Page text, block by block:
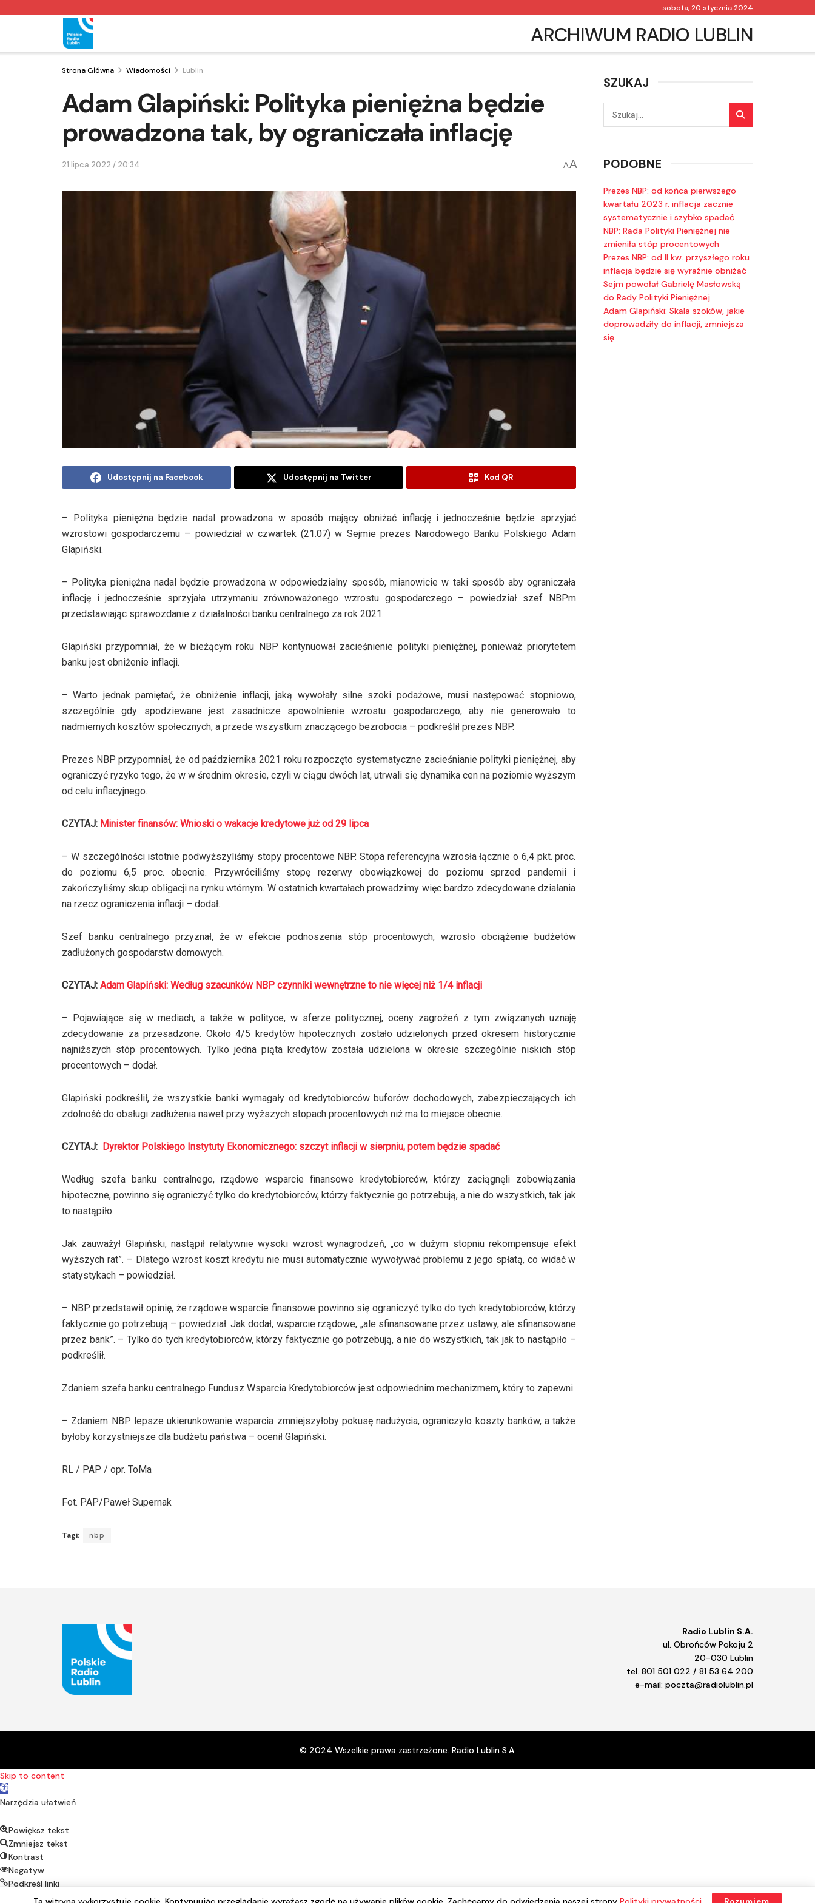
sobota, 20 stycznia 2024
ARCHIWUM RADIO LUBLIN
Strona Główna Wiadomości Lublin
Adam Glapiński: Polityka pieniężna będzie
prowadzona tak, by ograniczała inflację
21 lipca 2022 / 20:34 AA
Udostępnij na Facebook Udostępnij na Twitter Kod QR
– Polityka pieniężna będzie nadal prowadzona w sposób mający obniżać inflację i jednocześnie będzie sprzyjać
wzrostowi gospodarczemu – powiedział w czwartek (21.07) w Sejmie prezes Narodowego Banku Polskiego Adam
Glapiński.
– Polityka pieniężna nadal będzie prowadzona w odpowiedzialny sposób, mianowicie w taki sposób aby ograniczała
inflację i jednocześnie sprzyjała utrzymaniu zrównoważonego wzrostu gospodarczego – powiedział szef NBPm
przedstawiając sprawozdanie z działalności banku centralnego za rok 2021.
Glapiński przypomniał, że w bieżącym roku NBP kontynuował zacieśnienie polityki pieniężnej, ponieważ priorytetem
banku jest obniżenie inflacji.
– Warto jednak pamiętać, że obniżenie inflacji, jaką wywołały silne szoki podażowe, musi następować stopniowo,
szczególnie gdy spodziewane jest zasadnicze spowolnienie wzrostu gospodarczego, aby nie generowało to
nadmiernych kosztów społecznych, a przede wszystkim znaczącego bezrobocia – podkreślił prezes NBP.
Prezes NBP przypomniał, że od października 2021 roku rozpoczęto systematyczne zacieśnianie polityki pieniężnej, aby
ograniczyć ryzyko tego, że w w średnim okresie, czyli w ciągu dwóch lat, utrwali się dynamika cen na poziomie wyższym
od celu inflacyjnego.
CZYTAJ: Minister finansów: Wnioski o wakacje kredytowe już od 29 lipca
– W szczególności istotnie podwyższyliśmy stopy procentowe NBP. Stopa referencyjna wzrosła łącznie o 6,4 pkt. proc.
do poziomu 6,5 proc. obecnie. Przywróciliśmy stopę rezerwy obowiązkowej do poziomu sprzed pandemii i
zakończyliśmy skup obligacji na rynku wtórnym. W ostatnich kwartałach prowadzimy więc bardzo zdecydowane działania
na rzecz ograniczenia inflacji – dodał.
Szef banku centralnego przyznał, że w efekcie podnoszenia stóp procentowych, wzrosło obciążenie budżetów
zadłużonych gospodarstw domowych.
CZYTAJ: Adam Glapiński: Według szacunków NBP czynniki wewnętrzne to nie więcej niż 1/4 inflacji
– Pojawiające się w mediach, a także w polityce, w sferze politycznej, oceny zagrożeń z tym związanych uznaję
zdecydowanie za przesadzone. Około 4/5 kredytów hipotecznych zostało udzielonych przed okresem historycznie
najniższych stóp procentowych. Tylko jedna piąta kredytów została udzielona w okresie szczególnie niskich stóp
procentowych – dodał.
Glapiński podkreślił, że wszystkie banki wymagały od kredytobiorców buforów dochodowych, zabezpieczających ich
zdolność do obsługi zadłużenia nawet przy wyższych stopach procentowych niż ma to miejsce obecnie.
CZYTAJ: Dyrektor Polskiego Instytuty Ekonomicznego: szczyt inflacji w sierpniu, potem będzie spadać
Według szefa banku centralnego, rządowe wsparcie finansowe kredytobiorców, którzy zaciągnęli zobowiązania
hipoteczne, powinno się ograniczyć tylko do kredytobiorców, którzy faktycznie go potrzebują, a nie do wszystkich, tak jak
to nastąpiło.
Jak zauważył Glapiński, nastąpił relatywnie wysoki wzrost wynagrodzeń, „co w dużym stopniu rekompensuje efekt
wyższych rat”. – Dlatego wzrost koszt kredytu nie musi automatycznie wywoływać problemu z jego spłatą, co widać w
statystykach – powiedział.
– NBP przedstawił opinię, że rządowe wsparcie finansowe powinno się ograniczyć tylko do tych kredytobiorców, którzy
faktycznie go potrzebują – powiedział. Jak dodał, wsparcie rządowe, „ale sfinansowane przez ustawy, ale sfinansowane
przez bank”. – Tylko do tych kredytobiorców, którzy faktycznie go potrzebują, a nie do wszystkich, tak jak to nastąpiło –
podkreślił.
Zdaniem szefa banku centralnego Fundusz Wsparcia Kredytobiorców jest odpowiednim mechanizmem, który to zapewni.
– Zdaniem NBP lepsze ukierunkowanie wsparcia zmniejszyłoby pokusę nadużycia, ograniczyło koszty banków, a także
byłoby korzystniejsze dla budżetu państwa – ocenił Glapiński.
RL / PAP / opr. ToMa
Fot. PAP/Paweł Supernak
Tagi: nbp
SZUKAJ
PODOBNE
Prezes NBP: od końca pierwszego
kwartału 2023 r. inflacja zacznie
systematycznie i szybko spadać
NBP: Rada Polityki Pieniężnej nie
zmieniła stóp procentowych
Prezes NBP: od II kw. przyszłego roku
inflacja będzie się wyraźnie obniżać
Sejm powołał Gabrielę Masłowską
do Rady Polityki Pieniężnej
Adam Glapiński: Skala szoków, jakie
doprowadziły do inflacji, zmniejsza
się
Radio Lublin S.A.
ul. Obrońców Pokoju 2
20-030 Lublin
tel. 801 501 022 / 81 53 64 200
e-mail: poczta@radiolublin.pl
© 2024 Wszelkie prawa zastrzeżone. Radio Lublin S.A.
Skip to content
Open toolbar
Narzędzia ułatwień
Powiększ tekst
Zmniejsz tekst
Kontrast
Negatyw
Podkreśl linki
Czcionka alternatywna